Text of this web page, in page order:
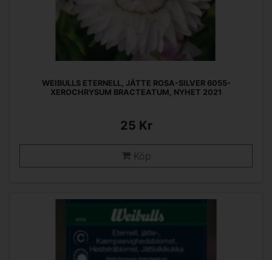
WEIBULLS ETERNELL, JÄTTE ROSA-SILVER 6055-
XEROCHRYSUM BRACTEATUM, NYHET 2021
25 Kr
Köp